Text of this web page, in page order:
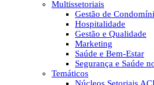
Multissetoriais
Gestão de
Hospitalidade
Gestão e Qualidade
Marketing
Saúde e Bem-Estar
Segurança e Saúde
Temáticos